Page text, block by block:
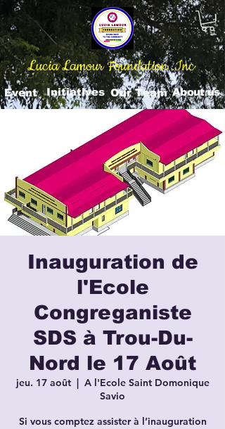
Lucia Lamour Foundation .Inc
Event Initiatives Our Team About us
Inauguration de
l'Ecole
Congreganiste
SDS à Trou-Du-
Nord le 17 Août
jeu. 17 août
  |
A l'Ecole Saint Domonique
Savio
Si vous comptez assister à l’inauguration